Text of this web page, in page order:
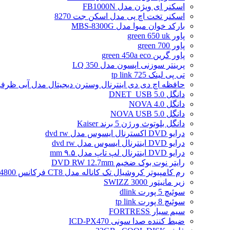
اسکنر ای ویژن مدل FB1000N
اسکنر تخت اچ پی مدل اسکن جت 8270
بارکد خوان میوا مدل MBS-8300G
پاور green 650 uk
پاور green 700
پاور گرین green 450a eco
پرینتر سوزنی اپسون مدل LQ 350
تی پی لینک tp link 725
حافظه اچ دی دی اینترنال وسترن دیجیتال مدل آبی ظرفیت 2
دانگل DNET_USB 5.0
دانگل NOVA 4.0
دانگل NOVA USB 5.0
دانگل بلوتوث ورژن 5 برند Kaiser
درایو DVD اکسترنال ایسوس مدل dvd rw
درایو DVD اینترنال ایسوس مدل dvd rw
درایو DVD اینترنال لپ تاپ مدل ۹.۵ mm
رایتر نوت بوک ضخیم DVD RW 12.7mm
رم کامپیوتر کروشیال تک کاناله مدل CT8 فرکانس 4800 مگاهرتز DDR5 تایمینگ CL40 حافظه 8 گیگابایت
زیر مانیتور SWIZZ 3000
سوئیچ 5 پورت dlink
سوئیچ 8 پورت tp link
سیم سیار FORTRESS
ضبط کننده صدا سونی ICD-PX470